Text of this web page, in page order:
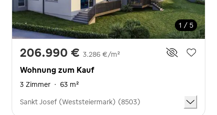
1 / 5
206.990 € 3.286 €/m²
Wohnung zum Kauf
3 Zimmer · 63 m²
Sankt Josef (Weststeiermark) (8503)